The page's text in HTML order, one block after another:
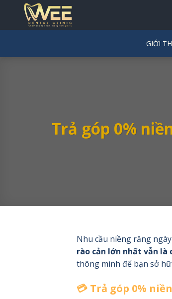
content
GIỚI
Trả góp 0%
Nhu cầu niềng răng
rào cản lớn nhất vẫn là
thông minh để bạn sở
💳 Trả góp 0%